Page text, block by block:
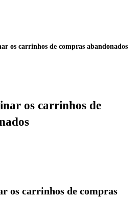
os carrinhos de compras abandonados
os carrinhos de
os carrinhos de compras